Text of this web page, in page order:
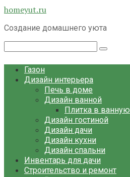
Перейти
контенту
homeyut.ru
Создание домашнего уюта
Газон
Дизайн интерьера
Печь в доме
Дизайн ванной
Плитка в ванную
Дизайн гостиной
Дизайн дачи
Дизайн кухни
Дизайн спальни
Инвентарь для дачи
Строительство и ремонт